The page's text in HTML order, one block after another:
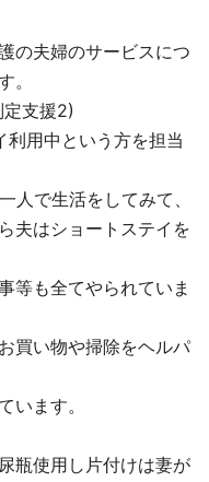
の夫婦のサービスにつ
。
支援2)
用中という方を担当
人で生活をしてみて、
夫はショートステイを
等も全てやられていま
買い物や掃除をヘルパ
います。
瓶使用し片付けは妻が